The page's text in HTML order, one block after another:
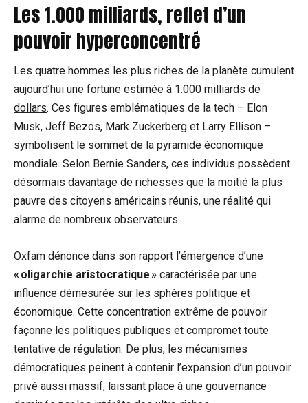
Les 1.000 milliards, reflet d’un
pouvoir hyperconcentré
Les quatre hommes les plus riches de la planète cumulent
aujourd’hui une fortune estimée à 1.000 milliards de
dollars. Ces figures emblématiques de la tech – Elon
Musk, Jeff Bezos, Mark Zuckerberg et Larry Ellison –
symbolisent le sommet de la pyramide économique
mondiale. Selon Bernie Sanders, ces individus possèdent
désormais davantage de richesses que la moitié la plus
pauvre des citoyens américains réunis, une réalité qui
alarme de nombreux observateurs.
Oxfam dénonce dans son rapport l’émergence d’une
« oligarchie aristocratique » caractérisée par une
influence démesurée sur les sphères politique et
économique. Cette concentration extrême de pouvoir
façonne les politiques publiques et compromet toute
tentative de régulation. De plus, les mécanismes
démocratiques peinent à contenir l’expansion d’un pouvoir
privé aussi massif, laissant place à une gouvernance